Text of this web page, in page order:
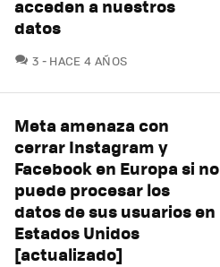
acceden a nuestros
datos
3 COMENTARIOS
HACE 4 AÑOS
Meta amenaza con
cerrar Instagram y
Facebook en Europa si no
puede procesar los
datos de sus usuarios en
Estados Unidos
[actualizado]